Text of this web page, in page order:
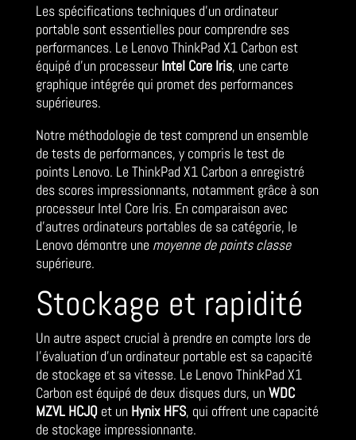
Les spécifications techniques d’un ordinateur
portable sont essentielles pour comprendre ses
performances. Le Lenovo ThinkPad X1 Carbon est
équipé d’un processeur Intel Core Iris, une carte
graphique intégrée qui promet des performances
supérieures.
Notre méthodologie de test comprend un ensemble
de tests de performances, y compris le test de
points Lenovo. Le ThinkPad X1 Carbon a enregistré
des scores impressionnants, notamment grâce à son
processeur Intel Core Iris. En comparaison avec
d’autres ordinateurs portables de sa catégorie, le
Lenovo démontre une moyenne de points classe
supérieure.
Stockage et rapidité
Un autre aspect crucial à prendre en compte lors de
l’évaluation d’un ordinateur portable est sa capacité
de stockage et sa vitesse. Le Lenovo ThinkPad X1
Carbon est équipé de deux disques durs, unWDC
MZVL HCJQet un Hynix HFS, qui offrent une capacité
de stockage impressionnante.